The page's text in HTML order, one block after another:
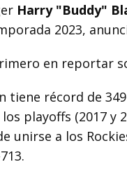
Harry "Buddy"
2023,
en reportar
tiene récord de
playoffs (2017 y
unirse a los